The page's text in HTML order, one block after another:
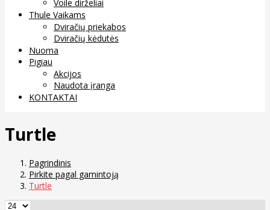
Voile dirželiai
Thule Vaikams
Dviračių priekabos
Dviračių kėdutės
Nuoma
Pigiau
Akcijos
Naudota įranga
KONTAKTAI
Turtle
Pagrindinis
Pirkite pagal gamintoją
Turtle